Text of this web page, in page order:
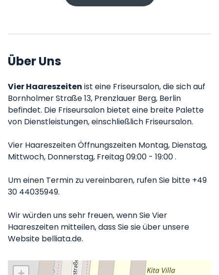
Über Uns
Vier Haareszeiten ist eine Friseursalon, die sich auf
Bornholmer Straße 13, Prenzlauer Berg, Berlin
befindet. Die Friseursalon bietet eine breite Palette
von Dienstleistungen, einschließlich Friseursalon.
Vier Haareszeiten Öffnungszeiten Montag, Dienstag,
Mittwoch, Donnerstag, Freitag 09:00 - 19:00 .
Um einen Termin zu vereinbaren, rufen Sie bitte +49
30 44035949.
Wir würden uns sehr freuen, wenn Sie Vier
Haareszeiten mitteilen, dass Sie sie über unsere
Website belliata.de.